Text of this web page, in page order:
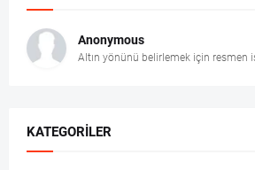
Anonymous
Altın yönünü belirlemek için resmen
KATEGORILER